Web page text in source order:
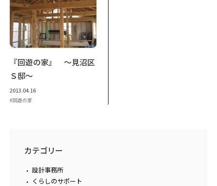
『回遊の家』 ～見沼区
Ｓ邸～
2013.04.16
回遊の家
カテゴリー
設計事務所
くらしのサポート